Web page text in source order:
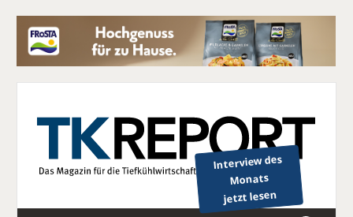
Interview des
Monats
jetzt lesen